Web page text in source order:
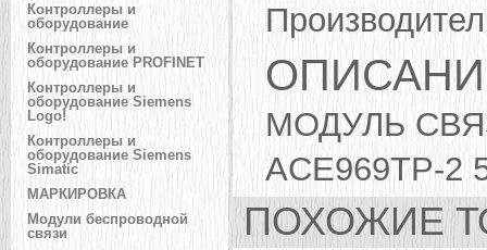
Контроллеры и
оборудование
Контроллеры и
оборудование PROFINET
Контроллеры и
оборудование Siemens
Logo!
Контроллеры и
оборудование Siemens
Simatic
МАРКИРОВКА
Модули беспроводной
связи
МОДУЛЬ
ACE969TP-2
ПОХОЖИЕ